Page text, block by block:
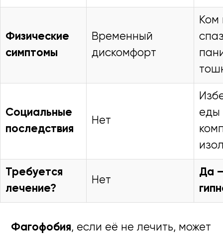
Физические
симптомы
Временный
дискомфорт
Ком
Социальные
последствия
Нет
еды
Требуется
лечение?
Нет
Да
Фагофобия, если её не лечить, может